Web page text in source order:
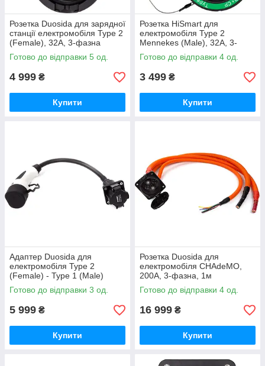
Розетка Duosida для зарядної
станції електромобіля Type 2
(Female), 32A, 3-фазна
Готово до відправки 5 од.
4 999 ₴
Купити
Розетка HiSmart для
електромобіля Type 2
Mennekes (Male), 32A, 3-
фазна
Готово до відправки 4 од.
3 499 ₴
Купити
Адаптер Duosida для
електромобіля Type 2
(Female) - Type 1 (Male)
Готово до відправки 3 од.
5 999 ₴
Купити
Розетка Duosida для
електромобіля CHAdeMO,
200A, 3-фазна, 1м
Готово до відправки 4 од.
16 999 ₴
Купити